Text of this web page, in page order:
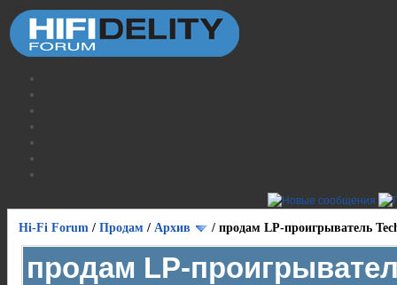
Hi-Fi Forum / Продам / Архив / продам LP-проигрыватель
продам LP-